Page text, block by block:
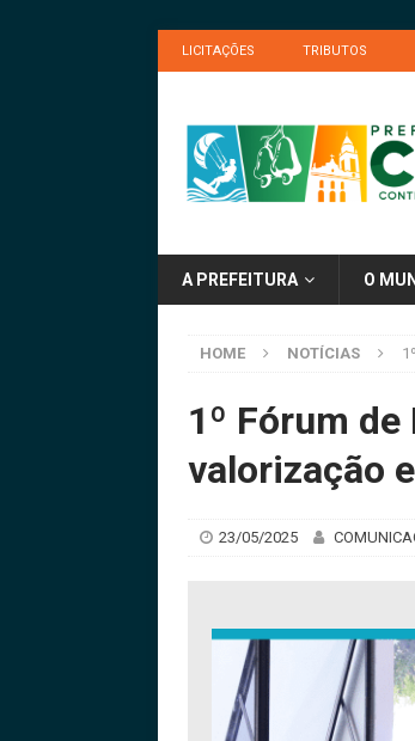
LICITAÇÕES TRIBUTOS
A PREFEITURA O
HOME NOTÍCIAS
1º Fórum
valorização
23/05/2025